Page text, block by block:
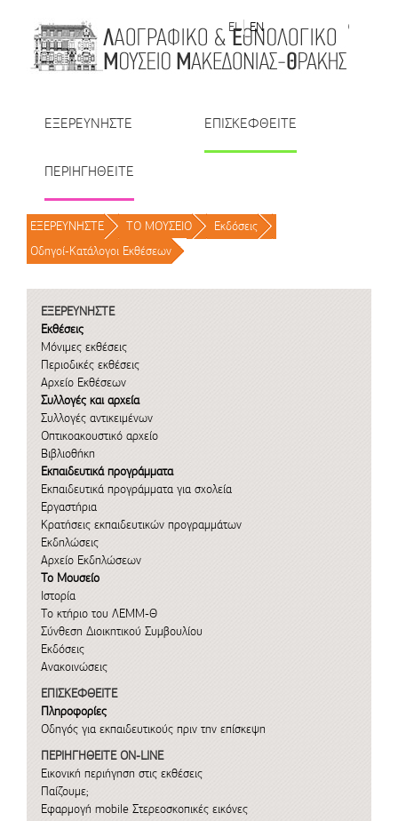
EL
EN | TR | BU | RO
ΕΞΕΡΕΥΝΗΣΤΕ ΕΠΙΣΚΕΦΘΕΙΤΕ
ΠΕΡΙΗΓΗΘΕΙΤΕ
ΕΞΕΡΕΥΝΗΣΤΕ / ΤΟ ΜΟΥΣΕΙΟ / Εκδόσεις /
Οδηγοί-Κατάλογοι Εκθέσεων /
ΕΞΕΡΕΥΝΗΣΤΕ
Εκθέσεις
Μόνιμες εκθέσεις
Περιοδικές εκθέσεις
Αρχείο Εκθέσεων
Συλλογές και αρχεία
Συλλογές αντικειμένων
Οπτικοακουστικό αρχείο
Βιβλιοθήκη
Εκπαιδευτικά προγράμματα
Εκπαιδευτικά προγράμματα για σχολεία
Εργαστήρια
Κρατήσεις εκπαιδευτικών προγραμμάτων
Εκδηλώσεις
Αρχείο Εκδηλώσεων
Το Μουσείο
Ιστορία
Το κτήριο του ΛΕΜΜ-Θ
Σύνθεση Διοικητικού Συμβουλίου
Εκδόσεις
Ανακοινώσεις
ΕΠΙΣΚΕΦΘΕΙΤΕ
Πληροφορίες
Οδηγός για εκπαιδευτικούς πριν την επίσκεψη
ΠΕΡΙΗΓΗΘΕΙΤΕ ON-LINE
Εικονική περιήγηση στις εκθέσεις
Παίζουμε;
Εφαρμογή mobile Στερεοσκοπικές εικόνες